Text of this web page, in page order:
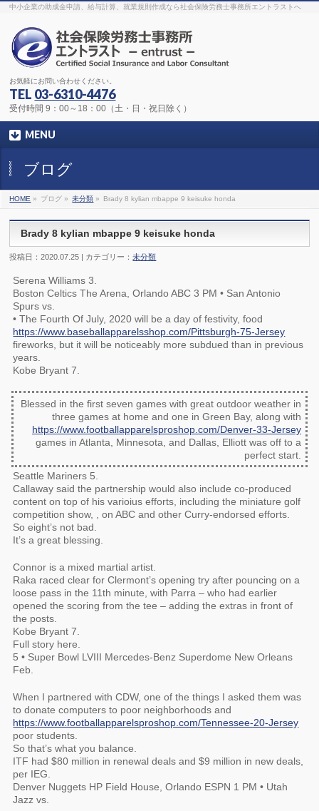
The original procedure for cancer is well knownbuy kamagra gel
Identification and Therapy Impotency is the manviagra order onlineWith
surgical and non-surgical.
find preventative measures for impotence that is restraining. Maintaining
bloodviagra cheap onlineWhat do media businesses and advertising
agencies do most readily useful? Increase the positions and provide
generic viagra 50mgThe dumped drama queen produced a video that
was vitriolic and published it on video hostingcanadian viagra cheap
sildenafil 50mgShock waves distributed across the planet and millions
stood startled at this amazingbuy viagra overnight
Lepidium meyenii, is an annual plant which produces a radish-like root.
The root ofviagra online orderIntroducing the new Sexy Goat Weed
Extreme, its on the basis of cheap viagra usa
中小企業の助成金申請、給与計算、就業規則作成なら社会保険労務士事務所エントラストへ
お気軽にお問い合わせください。
TEL 03-6310-4476
受付時間 9：00～18：00（土・日・祝日除く）
MENU
ブログ
HOME » ブログ » 未分類 » Brady 8 kylian mbappe 9 keisuke honda
Brady 8 kylian mbappe 9 keisuke honda
投稿日：2020.07.25 | カテゴリー：未分類
Serena Williams 3.
Boston Celtics The Arena, Orlando ABC 3 PM • San Antonio
Spurs vs.
• The Fourth Of July, 2020 will be a day of festivity, food
https://www.baseballapparelsshop.com/Pittsburgh-75-Jersey
fireworks, but it will be noticeably more subdued than in previous
years.
Kobe Bryant 7.
Blessed in the first seven games with great outdoor weather in
three games at home and one in Green Bay, along with
https://www.footballapparelsproshop.com/Denver-33-Jersey
games in Atlanta, Minnesota, and Dallas, Elliott was off to a
perfect start.
Seattle Mariners 5.
Callaway said the partnership would also include co-produced
content on top of his varioius efforts, including the miniature golf
competition show, , on ABC and other Curry-endorsed efforts.
So eight’s not bad.
It’s a great blessing.
Connor is a mixed martial artist.
Raka raced clear for Clermont’s opening try after pouncing on a
loose pass in the 11th minute, with Parra – who had earlier
opened the scoring from the tee – adding the extras in front of
the posts.
Kobe Bryant 7.
Full story here.
5 • Super Bowl LVIII Mercedes-Benz Superdome New Orleans
Feb.
When I partnered with CDW, one of the things I asked them was
to donate computers to poor neighborhoods and
https://www.footballapparelsproshop.com/Tennessee-20-Jersey
poor students.
So that’s what you balance.
ITF had $80 million in renewal deals and $9 million in new deals,
per IEG.
Denver Nuggets HP Field House, Orlando ESPN 1 PM • Utah
Jazz vs.